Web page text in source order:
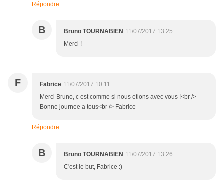
Répondre
B Bruno TOURNABIEN 11/07/2017 13:25
Merci !
F Fabrice 11/07/2017 10:11
Merci Bruno, c est comme si nous etions avec vous !<br />
Bonne journee a tous<br /> Fabrice
Répondre
B Bruno TOURNABIEN 11/07/2017 13:26
C'est le but, Fabrice :)